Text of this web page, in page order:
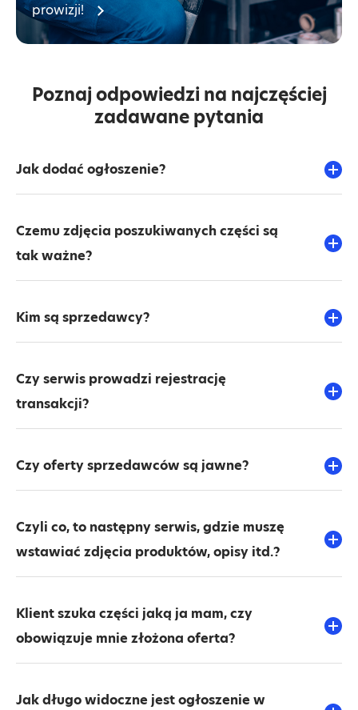
prowizji!
Poznaj odpowiedzi na najczęściej
zadawane pytania
Jak dodać ogłoszenie?
Czemu zdjęcia poszukiwanych części są
tak ważne?
Kim są sprzedawcy?
Czy serwis prowadzi rejestrację
transakcji?
Czy oferty sprzedawców są jawne?
Czyli co, to następny serwis, gdzie muszę
wstawiać zdjęcia produktów, opisy itd.?
Klient szuka części jaką ja mam, czy
obowiązuje mnie złożona oferta?
Jak długo widoczne jest ogłoszenie w